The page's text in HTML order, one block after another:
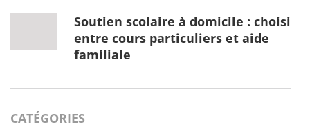
Soutien scolaire à domicile : choisir
entre cours particuliers et aide
familiale
CATÉGORIES